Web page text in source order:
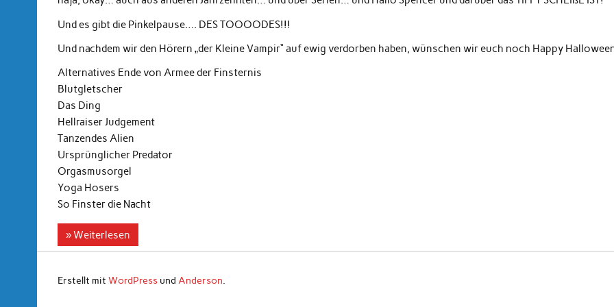
Und es gibt die Pinkelpause…. DES TOOOODES!!!
Und nachdem wir den Hörern „der Kleine Vampir“ auf ewig verdorben haben, wünschen wir euch noch Happy
Alternatives Ende von Armee der Finsternis
Blutgletscher
Das Ding
Hellraiser Judgement
Tanzendes Alien
Ursprünglicher Predator
Orgasmusorgel
Yoga Hosers
So Finster die Nacht
» Weiterlesen
Erstellt mitWordPress undAnderson.